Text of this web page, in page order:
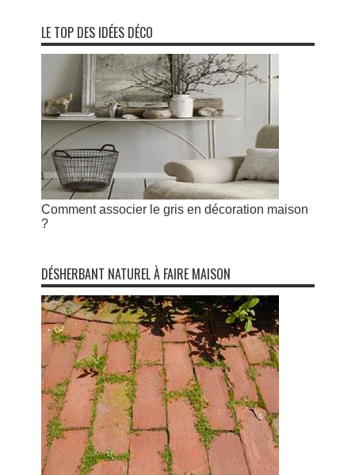
LE TOP DES IDÉES DÉCO
Comment associer le gris en décoration maison
?
DÉSHERBANT NATUREL À FAIRE MAISON